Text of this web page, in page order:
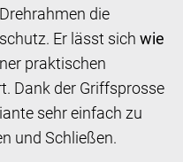
die
Er lässt sich wie
praktischen
Dank der Griffsprosse
sehr einfach zu
und Schließen.